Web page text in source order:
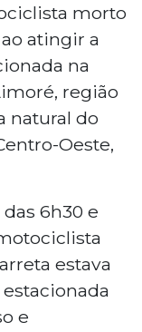
morto
atingir a
na
região
natural do
Oeste,
6h30 e
estava
e